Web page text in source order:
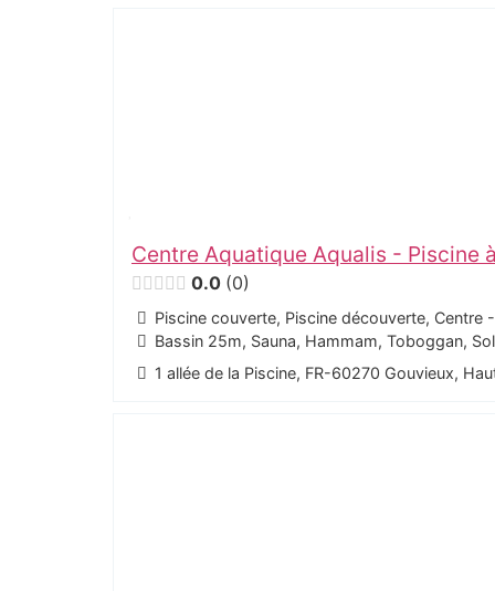
Centre Aquatique Aqualis - Piscine
0.0 0
Piscine couverte, Piscine découverte, Centre
Bassin 25m, Sauna, Hammam, Toboggan,
1 allée de la Piscine, FR-60270 Gouvieux,